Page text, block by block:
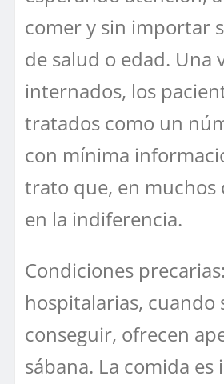
comer y sin importar
de salud o edad. Una
internados, los
tratados como un
con mínima
trato que, en muchos
en la indiferencia.
Condiciones
hospitalarias, cuando
conseguir, ofrecen
sábana. La comida